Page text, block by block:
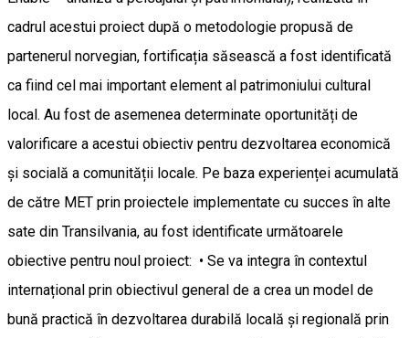
cadrul acestui proiect după o metodologie propusă de
partenerul norvegian, fortificația săsească a fost identificată
ca fiind cel mai important element al patrimoniului cultural
local. Au fost de asemenea determinate oportunități de
valorificare a acestui obiectiv pentru dezvoltarea economică
și socială a comunității locale. Pe baza experienței acumulată
de către MET prin proiectele implementate cu succes în alte
sate din Transilvania, au fost identificate următoarele
obiective pentru noul proiect: • Se va integra în contextul
internațional prin obiectivul general de a crea un model de
bună practică în dezvoltarea durabilă locală și regională prin